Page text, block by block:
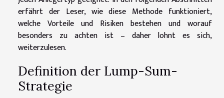
erfährt der Leser, wie diese Methode funktioniert,
welche Vorteile und Risiken bestehen und worauf
besonders zu achten ist – daher lohnt es sich,
weiterzulesen.
Definition der Lump-Sum-
Strategie